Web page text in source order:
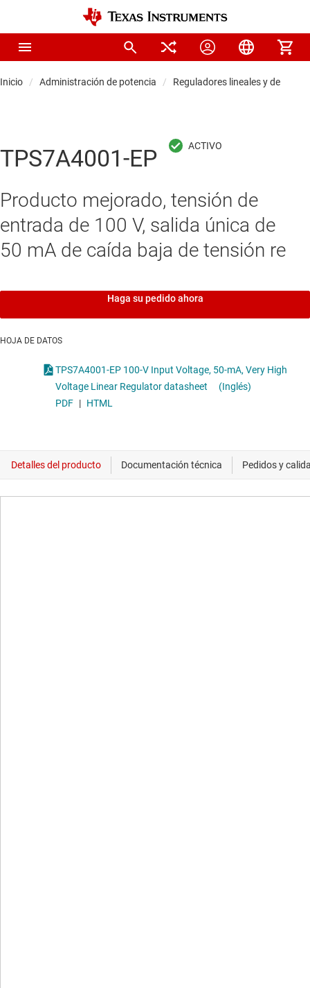
Inicio Administración de potencia Reguladores lineales y de baja
TPS7A4001-EP
Producto mejorado, tensión de
entrada de 100 V, salida única de
50 mA de caída baja de tensión re
Haga su pedido ahora
HOJA DE DATOS
TPS7A4001-EP 100-V Input Voltage, 50-mA, Very High
Voltage Linear Regulator datasheet
(Inglés)
PDF | HTML